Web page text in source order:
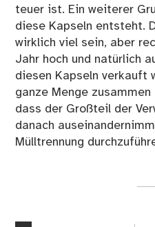
teuer ist. Ein weiterer
diese Kapseln entsteht.
wirklich viel sein, aber
Jahr hoch und natürlich
diesen Kapseln verkauft
ganze Menge
dass der Großteil der
danach
Mülltrennung